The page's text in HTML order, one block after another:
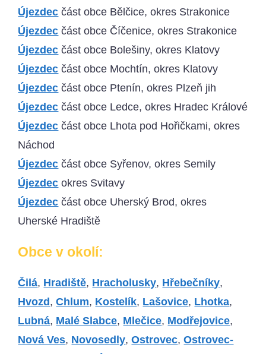
Újezdec část obce Bělčice, okres Strakonice
Újezdec část obce Číčenice, okres Strakonice
Újezdec část obce Bolešiny, okres Klatovy
Újezdec část obce Mochtín, okres Klatovy
Újezdec část obce Ptenín, okres Plzeň jih
Újezdec část obce Ledce, okres Hradec Králové
Újezdec část obce Lhota pod Hořičkami, okres
Náchod
Újezdec část obce Syřenov, okres Semily
Újezdec okres Svitavy
Újezdec část obce Uherský Brod, okres
Uherské Hradiště
Obce v okolí:
Čilá, Hradiště, Hracholusky, Hřebečníky,
Hvozd ,Chlum, Kostelík, Lašovice, Lhotka,
Lubná, Malé Slabce, Mlečice, Modřejovice,
Nová Ves, Novosedly,Ostrovec,Ostrovec-